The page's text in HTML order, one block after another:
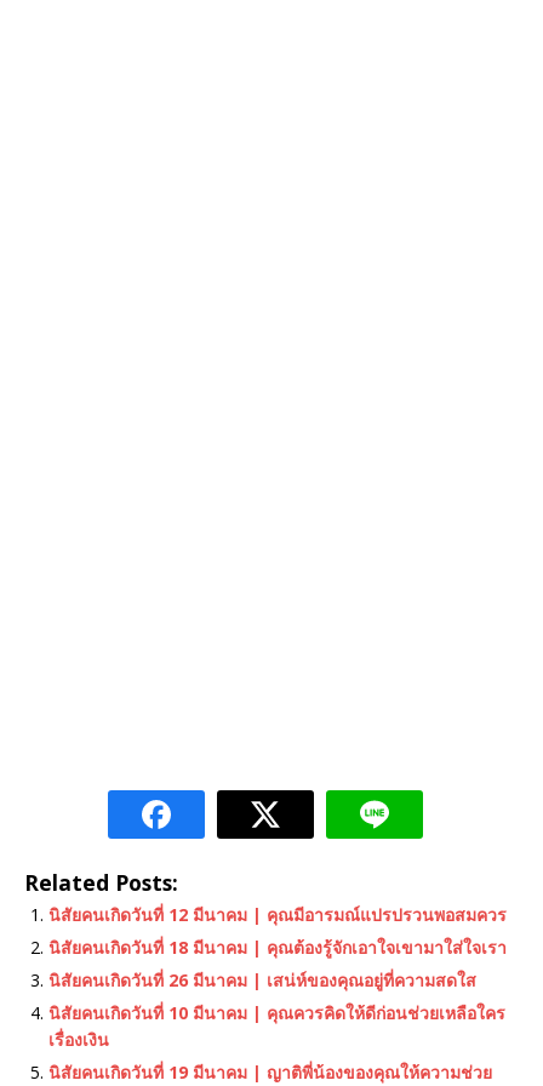
Related Posts:
นิสัยคนเกิดวันที่ 12 มีนาคม | คุณมีอารมณ์แปรปรวนพอสมควร
นิสัยคนเกิดวันที่ 18 มีนาคม | คุณต้องรู้จักเอาใจเขามาใส่ใจเรา
นิสัยคนเกิดวันที่ 26 มีนาคม | เสน่ห์ของคุณอยู่ที่ความสดใส
นิสัยคนเกิดวันที่ 10 มีนาคม | คุณควรคิดให้ดีก่อนช่วยเหลือใคร
เรื่องเงิน
นิสัยคนเกิดวันที่ 19 มีนาคม | ญาติพี่น้องของคุณให้ความช่วย